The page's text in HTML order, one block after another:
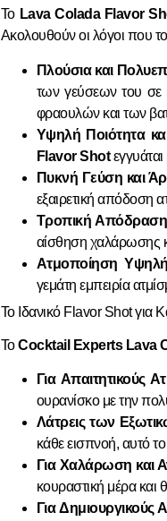
Το Lava Colada Flavor
Ακολουθούν οι λόγοι που
Πλούσια και
των γεύσεων του σε
φραουλών και των
Υψηλή Ποιότητα
Flavor Shot
Πυκνή Γεύση και
εξαιρετική απόδοση
Τροπική
αίσθηση χαλάρωσης
Ατμοποίηση
γεμάτη εμπειρία
Το Ιδανικό Flavor Shot για
ΤοCocktail Experts Lava
Για Απαιτητικούς
ουρανίσκο με την
Λάτρεις των
κάθε εισπνοή, αυτό
Για Χαλάρωση και
κουραστική μέρα και
Για Δημιουργικούς